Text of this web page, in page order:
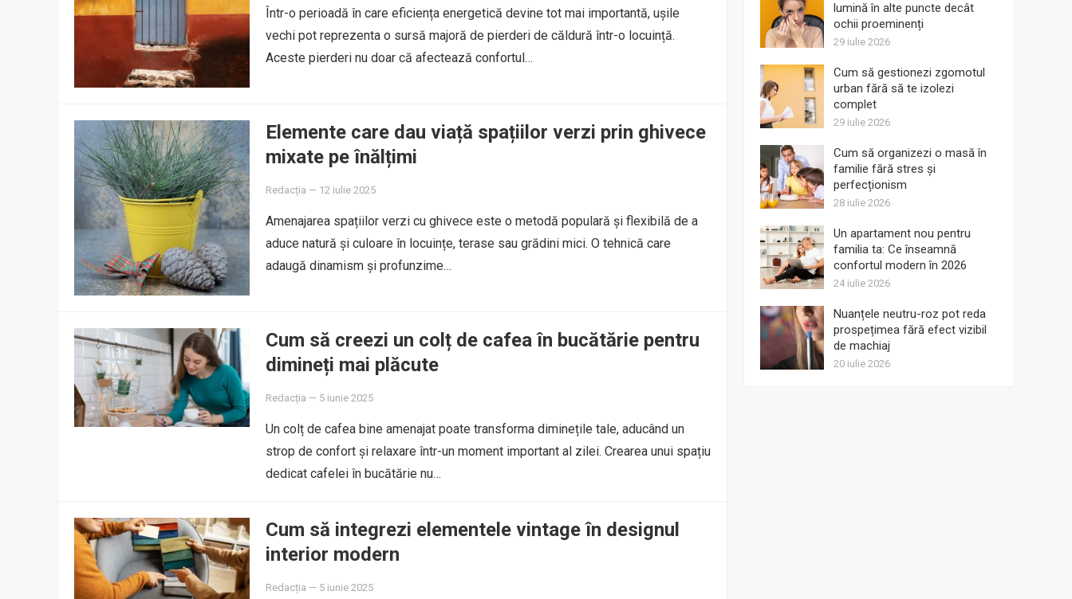
Într-o perioadă în care eficiența energetică devine tot mai importantă, ușile
vechi pot reprezenta o sursă majoră de pierderi de căldură într-o locuință.
Aceste pierderi nu doar că afectează confortul…
Elemente care dau viață spațiilor verzi prin ghivece
mixate pe înălțimi
Redacția — 12 iulie 2025
Amenajarea spațiilor verzi cu ghivece este o metodă populară și flexibilă de a
aduce natură și culoare în locuințe, terase sau grădini mici. O tehnică care
adaugă dinamism și profunzime…
Cum să creezi un colț de cafea în bucătărie pentru
dimineți mai plăcute
Redacția — 5 iunie 2025
Un colț de cafea bine amenajat poate transforma diminețile tale, aducând un
strop de confort și relaxare într-un moment important al zilei. Crearea unui spațiu
dedicat cafelei în bucătărie nu…
Cum să integrezi elementele vintage în designul
interior modern
Redacția — 5 iunie 2025
lumină în alte puncte decât
ochii proeminenți
29 iulie 2026
Cum să gestionezi zgomotul
urban fără să te izolezi
complet
29 iulie 2026
Cum să organizezi o masă în
familie fără stres și
perfecționism
28 iulie 2026
Un apartament nou pentru
familia ta: Ce înseamnă
confortul modern în 2026
24 iulie 2026
Nuanțele neutru-roz pot reda
prospețimea fără efect vizibil
de machiaj
20 iulie 2026